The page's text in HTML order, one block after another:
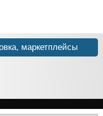
маркетплейсы